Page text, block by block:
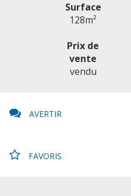
Surface
128m²
Prix de
vente
vendu
AVERTIR
FAVORIS